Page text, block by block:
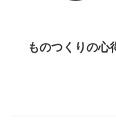
ものつくりの心